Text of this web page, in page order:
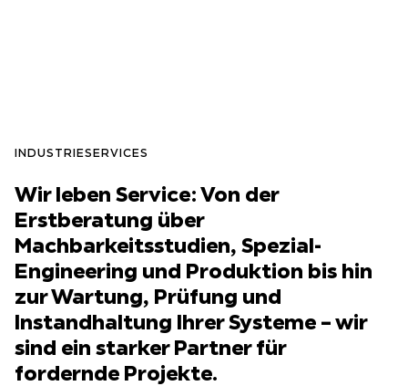
INDUSTRIESERVICES
Wir leben Service: Von der
Erstberatung über
Machbarkeitsstudien, Spezial-
Engineering und Produktion bis hin
zur Wartung, Prüfung und
Instandhaltung Ihrer Systeme – wir
sind ein starker Partner für
fordernde Projekte.